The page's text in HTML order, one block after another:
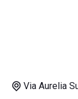
delle località
Via Aurelia